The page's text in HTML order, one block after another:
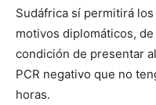
Sudáfrica sí permitirá
motivos diplomáticos,
condición de presentar
PCR negativo que no
horas.